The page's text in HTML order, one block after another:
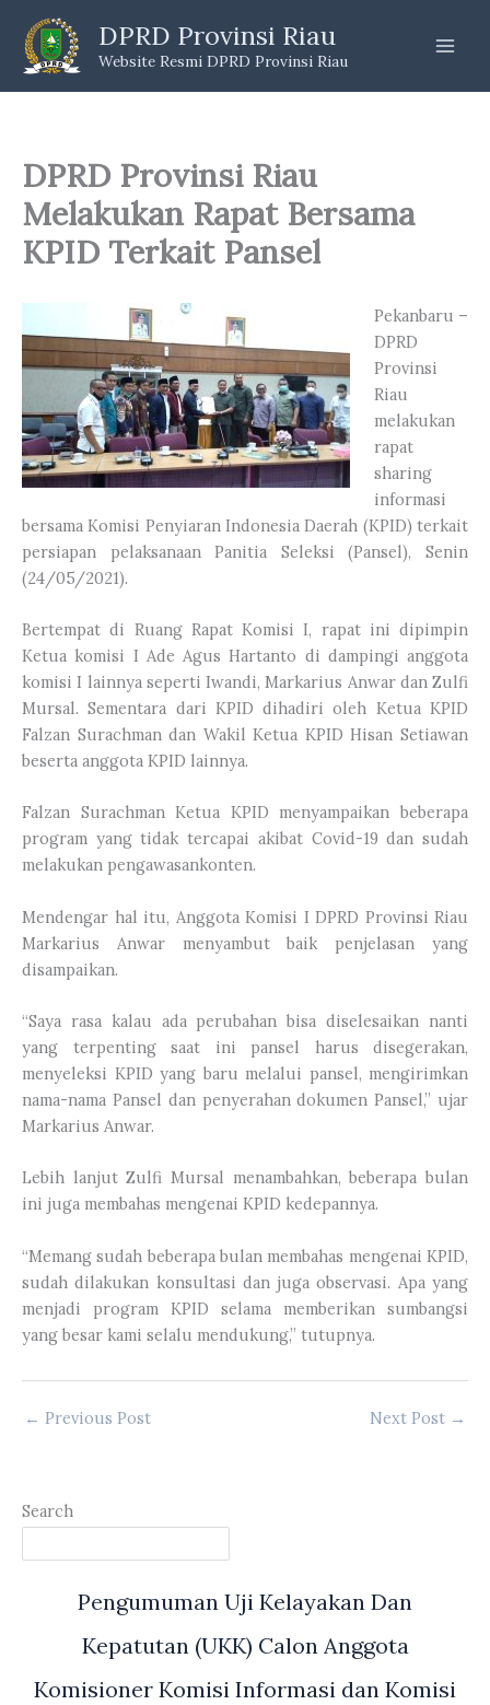
content
DPRD Provinsi Riau
Website Resmi DPRD Provinsi Riau
DPRD Provinsi Riau
Melakukan Rapat Bersama
KPID Terkait Pansel
Pekanbaru –
DPRD
Provinsi
Riau
melakukan
rapat
sharing
informasi
bersama Komisi Penyiaran Indonesia Daerah (KPID) terkait
persiapan pelaksanaan Panitia Seleksi (Pansel), Senin
(24/05/2021).
Bertempat di Ruang Rapat Komisi I, rapat ini dipimpin
Ketua komisi I Ade Agus Hartanto di dampingi anggota
komisi I lainnya seperti Iwandi, Markarius Anwar dan Zulfi
Mursal. Sementara dari KPID dihadiri oleh Ketua KPID
Falzan Surachman dan Wakil Ketua KPID Hisan Setiawan
beserta anggota KPID lainnya.
Falzan Surachman Ketua KPID menyampaikan beberapa
program yang tidak tercapai akibat Covid-19 dan sudah
melakukan pengawasankonten.
Mendengar hal itu, Anggota Komisi I DPRD Provinsi Riau
Markarius Anwar menyambut baik penjelasan yang
disampaikan.
“Saya rasa kalau ada perubahan bisa diselesaikan nanti
yang terpenting saat ini pansel harus disegerakan,
menyeleksi KPID yang baru melalui pansel, mengirimkan
nama-nama Pansel dan penyerahan dokumen Pansel,” ujar
Markarius Anwar.
Lebih lanjut Zulfi Mursal menambahkan, beberapa bulan
ini juga membahas mengenai KPID kedepannya.
“Memang sudah beberapa bulan membahas mengenai KPID,
sudah dilakukan konsultasi dan juga observasi. Apa yang
menjadi program KPID selama memberikan sumbangsi
yang besar kami selalu mendukung,” tutupnya.
← Previous Post Next Post →
Search
Pengumuman Uji Kelayakan Dan
Kepatutan (UKK) Calon Anggota
Komisioner Komisi Informasi dan Komisi